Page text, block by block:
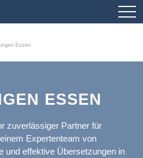
Essen
ESSEN
zuverlässiger Partner für
Expertenteam von
und effektive Übersetzungen in